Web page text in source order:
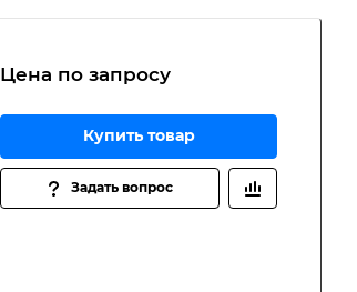
Цена по запросу
Купить товар
Задать вопрос